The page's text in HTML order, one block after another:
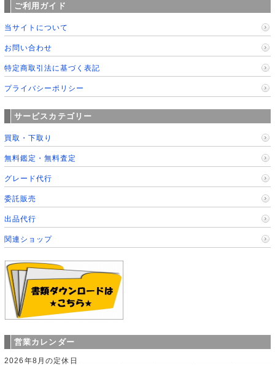
ご利用ガイド
当サイトについて
お問い合わせ
特定商取引法に基づく表記
プライバシーポリシー
サービスカテゴリー
買取・下取り
無料鑑定・無料査定
グレード代行
委託販売
出品代行
関連ショップ
営業カレンダー
2026年8月の定休日